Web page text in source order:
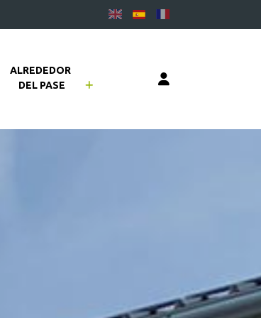
ALREDEDOR
DEL PASE